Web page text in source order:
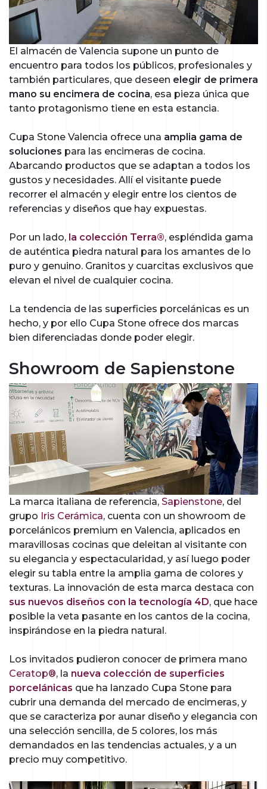
El almacén de Valencia supone un punto de
encuentro para todos los públicos, profesionales y
también particulares, que deseen elegir de primera
mano su encimera de cocina, esa pieza única que
tanto protagonismo tiene en esta estancia.
Cupa Stone Valencia ofrece una amplia gama de
soluciones para las encimeras de cocina.
Abarcando productos que se adaptan a todos los
gustos y necesidades. Allí el visitante puede
recorrer el almacén y elegir entre los cientos de
referencias y diseños que hay expuestas.
Por un lado, la colección Terra®, espléndida gama
de auténtica piedra natural para los amantes de lo
puro y genuino. Granitos y cuarcitas exclusivos que
elevan el nivel de cualquier cocina.
La tendencia de las superficies porcelánicas es un
hecho, y por ello Cupa Stone ofrece dos marcas
bien diferenciadas donde poder elegir.
Showroom de Sapienstone
La marca italiana de referencia, Sapienstone, del
grupo Iris Cerámica, cuenta con un showroom de
porcelánicos premium en Valencia, aplicados en
maravillosas cocinas que deleitan al visitante con
su elegancia y espectacularidad, y así luego poder
elegir su tabla entre la amplia gama de colores y
texturas. La innovación de esta marca destaca con
sus nuevos diseños con la tecnología 4D, que hace
posible la veta pasante en los cantos de la cocina,
inspirándose en la piedra natural.
Los invitados pudieron conocer de primera mano
Ceratop®, la nueva colección de superficies
porcelánicas que ha lanzado Cupa Stone para
cubrir una demanda del mercado de encimeras, y
que se caracteriza por aunar diseño y elegancia con
una selección sencilla, de 5 colores, los más
demandados en las tendencias actuales, y a un
precio muy competitivo.